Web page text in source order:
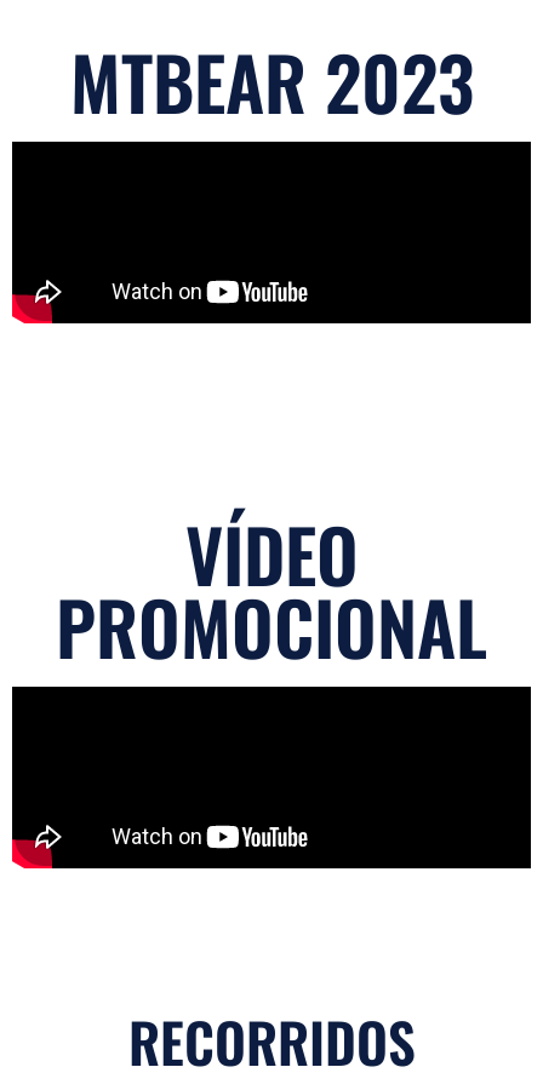
MTBEAR 2023
VÍDEO
PROMOCIONAL
RECORRIDOS